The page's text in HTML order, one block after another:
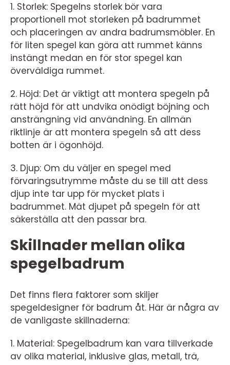
1. Storlek: Spegelns storlek bör vara
proportionell mot storleken på badrummet
och placeringen av andra badrumsmöbler. En
för liten spegel kan göra att rummet känns
instängt medan en för stor spegel kan
överväldiga rummet.
2. Höjd: Det är viktigt att montera spegeln på
rätt höjd för att undvika onödigt böjning och
ansträngning vid användning. En allmän
riktlinje är att montera spegeln så att dess
botten är i ögonhöjd.
3. Djup: Om du väljer en spegel med
förvaringsutrymme måste du se till att dess
djup inte tar upp för mycket plats i
badrummet. Mät djupet på spegeln för att
säkerställa att den passar bra.
Skillnader mellan olika
spegelbadrum
Det finns flera faktorer som skiljer
spegeldesigner för badrum åt. Här är några av
de vanligaste skillnaderna:
1. Material: Spegelbadrum kan vara tillverkade
av olika material, inklusive glas, metall, trä,